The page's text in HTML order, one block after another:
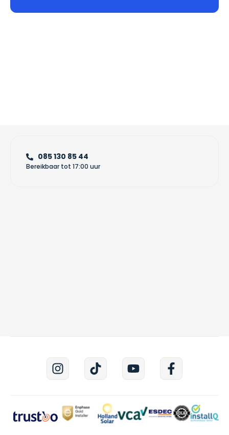
085 130 85 44
Bereikbaar tot 17:00 uur